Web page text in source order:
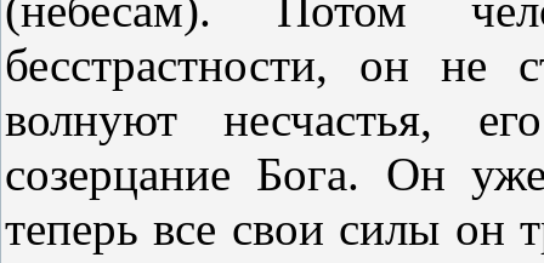
(небесам). Потом
бесстрастности, он не
волнуют несчастья,
созерцание Бога. Он
теперь все свои силы он